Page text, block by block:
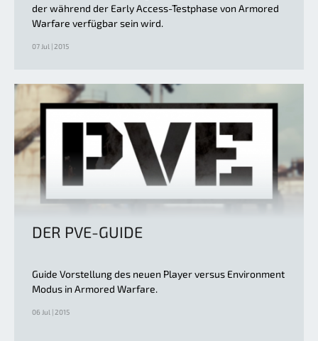
der während der Early Access-Testphase von Armored
Warfare verfügbar sein wird.
07 Jul | 2015
DER PVE-GUIDE
Guide Vorstellung des neuen Player versus Environment
Modus in Armored Warfare.
06 Jul | 2015